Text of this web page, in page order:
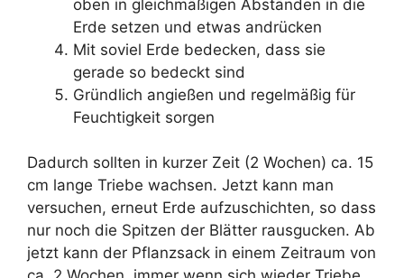
oben in gleichmäßigen Abständen in die
Erde setzen und etwas andrücken
Mit soviel Erde bedecken, dass sie
gerade so bedeckt sind
Gründlich angießen und regelmäßig für
Feuchtigkeit sorgen
Dadurch sollten in kurzer Zeit (2 Wochen) ca. 15
cm lange Triebe wachsen. Jetzt kann man
versuchen, erneut Erde aufzuschichten, so dass
nur noch die Spitzen der Blätter rausgucken. Ab
jetzt kann der Pflanzsack in einem Zeitraum von